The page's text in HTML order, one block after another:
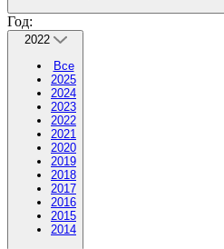
Год:
2022
Все
2025
2024
2023
2022
2021
2020
2019
2018
2017
2016
2015
2014